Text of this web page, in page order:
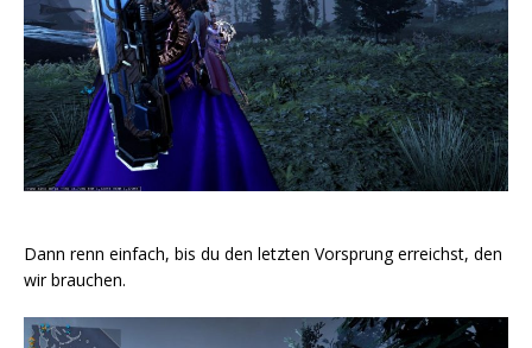
Dann renn einfach, bis du den letzten Vorsprung erreichst, den
wir brauchen.